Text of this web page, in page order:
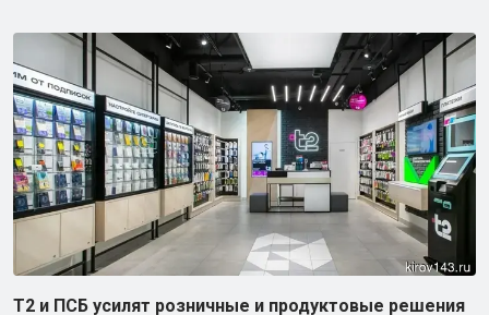
Т2 и ПСБ усилят розничные и продуктовые решения